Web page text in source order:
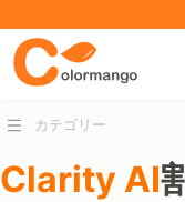
カテゴリー
Clarity AI